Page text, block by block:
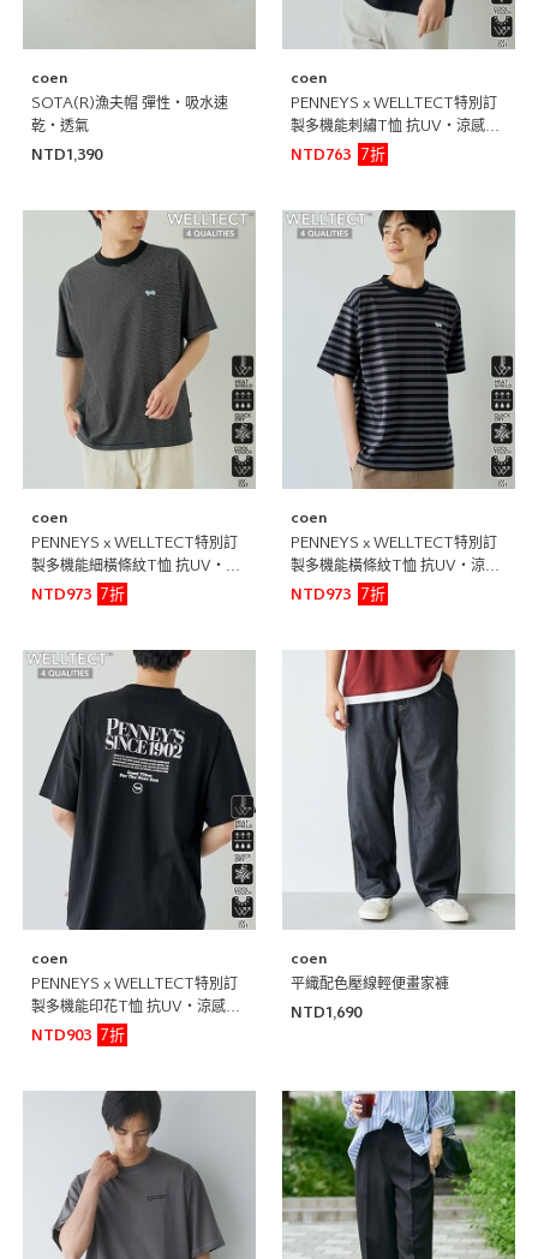
coen
SOTA(R)漁夫帽 彈性・吸水速
乾・透氣
NTD1,390
coen
PENNEYS x WELLTECT特別訂
製多機能刺繡T恤 抗UV・涼感・
吸水速乾・遮熱
NTD763 7折
coen
PENNEYS x WELLTECT特別訂
製多機能細橫條紋T恤 抗UV・涼
感・吸水速乾・遮熱
NTD973 7折
coen
PENNEYS x WELLTECT特別訂
製多機能橫條紋T恤 抗UV・涼
感・吸水速乾・遮熱
NTD973 7折
coen
PENNEYS x WELLTECT特別訂
製多機能印花T恤 抗UV・涼感・
吸水速乾・遮熱
NTD903 7折
coen
平織配色壓線輕便畫家褲
NTD1,690